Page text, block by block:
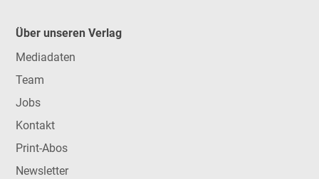
Über unseren Verlag
Mediadaten
Team
Jobs
Kontakt
Print-Abos
Newsletter